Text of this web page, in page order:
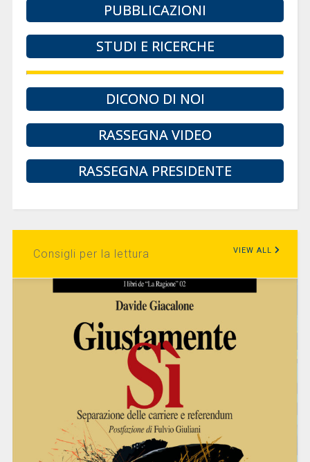
PUBBLICAZIONI
STUDI E RICERCHE
DICONO DI NOI
RASSEGNA VIDEO
RASSEGNA PRESIDENTE
Consigli per la lettura VIEW ALL